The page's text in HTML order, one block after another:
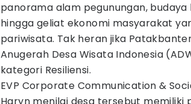
panorama alam pegunungan,
hingga geliat ekonomi masyarakat
pariwisata. Tak heran jika
Anugerah Desa Wisata Indonesia
kategori Resiliensi.
EVP Corporate Communication &